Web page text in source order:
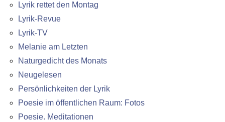
Lyrik rettet den Montag
Lyrik-Revue
Lyrik-TV
Melanie am Letzten
Naturgedicht des Monats
Neugelesen
Persönlichkeiten der Lyrik
Poesie im öffentlichen Raum: Fotos
Poesie. Meditationen